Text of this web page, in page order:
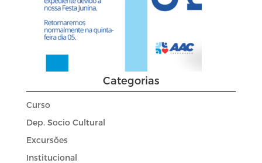
Categorias
Curso
Dep. Socio Cultural
Excursões
Institucional